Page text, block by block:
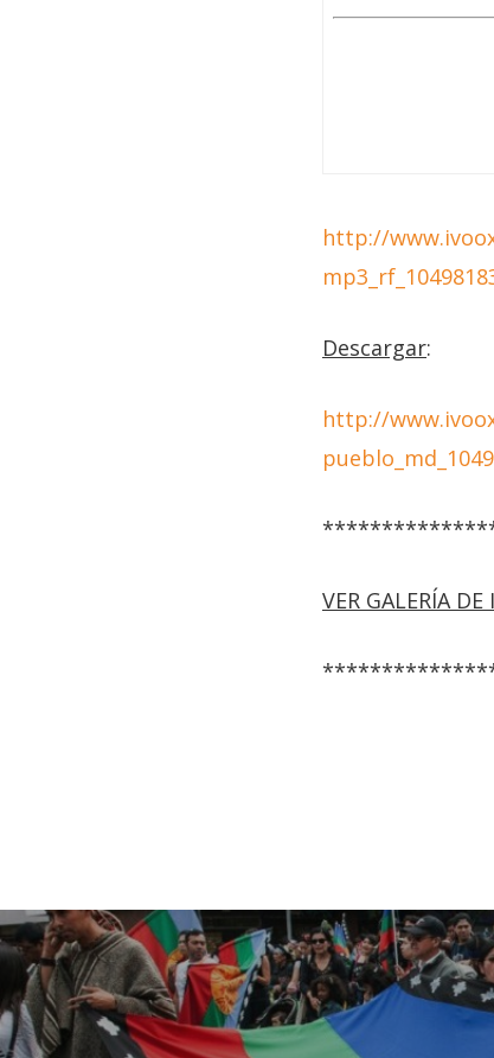
http://
Descargar:
http://
VER GALERÍA DE